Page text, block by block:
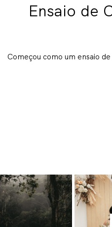
Ensaio de
Começou como um ensaio